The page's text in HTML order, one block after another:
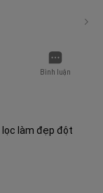
Bình luận
lọc làm đẹp đột